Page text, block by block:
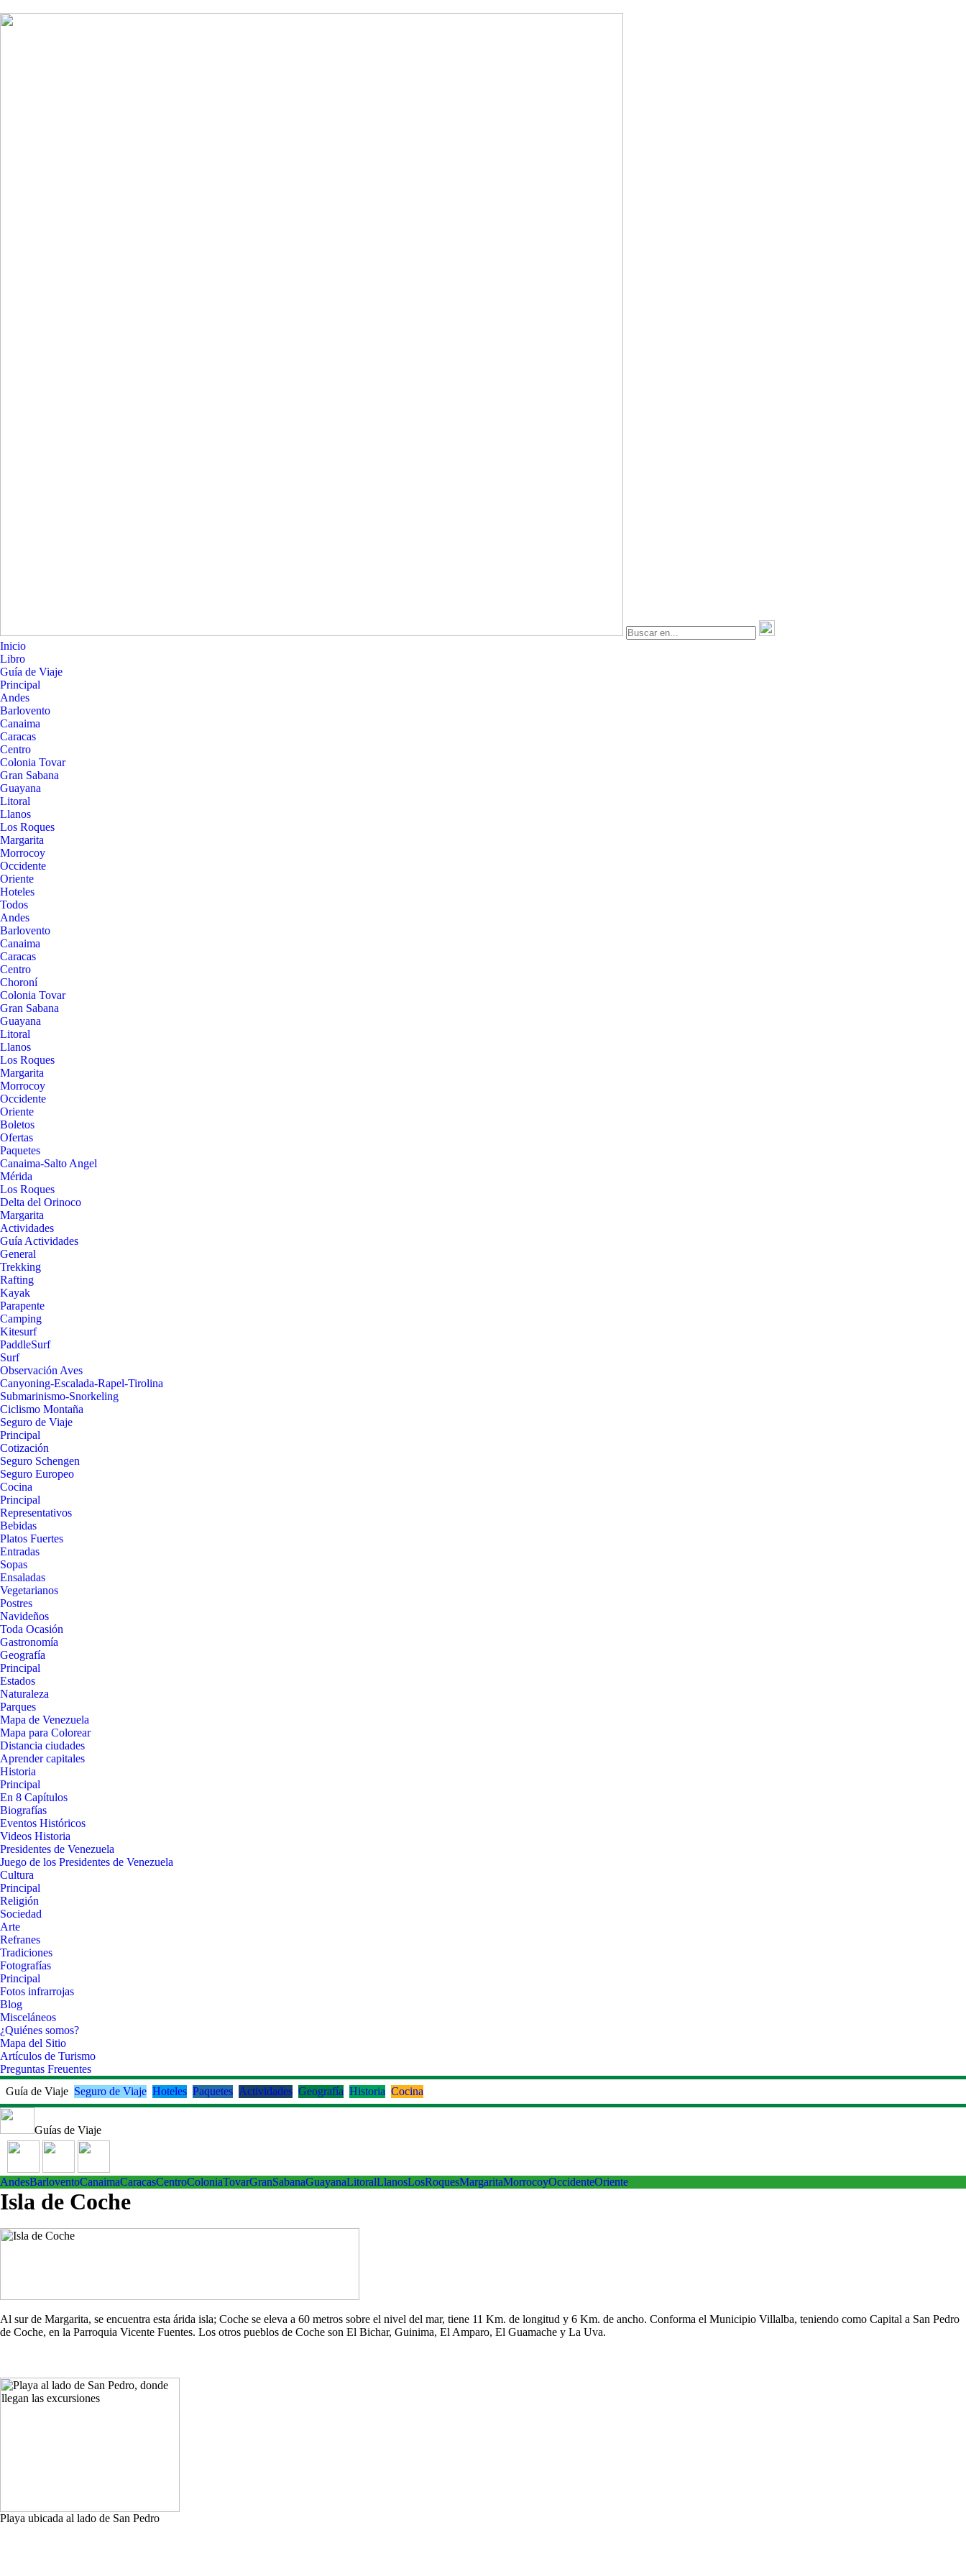
Inicio
Libro
Guía de Viaje
Principal
Andes
Barlovento
Canaima
Caracas
Centro
Colonia Tovar
Gran Sabana
Guayana
Litoral
Llanos
Los Roques
Margarita
Morrocoy
Occidente
Oriente
Hoteles
Todos
Andes
Barlovento
Canaima
Caracas
Centro
Choroní
Colonia Tovar
Gran Sabana
Guayana
Litoral
Llanos
Los Roques
Margarita
Morrocoy
Occidente
Oriente
Boletos
Ofertas
Paquetes
Canaima-Salto Angel
Mérida
Los Roques
Delta del Orinoco
Margarita
Actividades
Guía Actividades
General
Trekking
Rafting
Kayak
Parapente
Camping
Kitesurf
PaddleSurf
Surf
Observación Aves
Canyoning-Escalada-Rapel-Tirolina
Submarinismo-Snorkeling
Ciclismo Montaña
Seguro de Viaje
Principal
Cotización
Seguro Schengen
Seguro Europeo
Cocina
Principal
Representativos
Bebidas
Platos Fuertes
Entradas
Sopas
Ensaladas
Vegetarianos
Postres
Navideños
Toda Ocasión
Gastronomía
Geografía
Principal
Estados
Naturaleza
Parques
Mapa de Venezuela
Mapa para Colorear
Distancia ciudades
Aprender capitales
Historia
Principal
En 8 Capítulos
Biografías
Eventos Históricos
Videos Historia
Presidentes de Venezuela
Juego de los Presidentes de Venezuela
Cultura
Principal
Religión
Sociedad
Arte
Refranes
Tradiciones
Fotografías
Principal
Fotos infrarrojas
Blog
Misceláneos
¿Quiénes somos?
Mapa del Sitio
Artículos de Turismo
Preguntas Freuentes
Guía de Viaje Seguro de Viaje Hoteles Paquetes Actividades Geografía Historia Cocina
Guías de Viaje
AndesBarloventoCanaimaCaracasCentroColoniaTovarGranSabanaGuayanaLitoralLlanosLosRoquesMargaritaMorrocoyOccidenteOriente
Isla de Coche
Al sur de Margarita, se encuentra esta árida isla; Coche se eleva a 60 metros sobre el nivel del mar, tiene 11 Km. de longitud y 6 Km. de ancho. Conforma el Municipio Villalba, teniendo como Capital a San Pedro
de Coche, en la Parroquia Vicente Fuentes. Los otros pueblos de Coche son El Bichar, Guinima, El Amparo, El Guamache y La Uva.
Playa ubicada al lado de San Pedro